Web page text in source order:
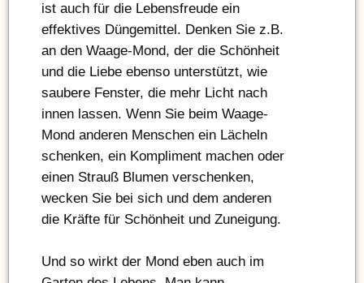
ist auch für die Lebensfreude ein
effektives Düngemittel. Denken Sie z.B.
an den Waage-Mond, der die Schönheit
und die Liebe ebenso unterstützt, wie
saubere Fenster, die mehr Licht nach
innen lassen. Wenn Sie beim Waage-
Mond anderen Menschen ein Lächeln
schenken, ein Kompliment machen oder
einen Strauß Blumen verschenken,
wecken Sie bei sich und dem anderen
die Kräfte für Schönheit und Zuneigung.
Und so wirkt der Mond eben auch im